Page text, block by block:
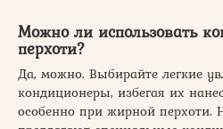
Можно ли использовать
перхоти?
Да, можно. Выбирайте легкие
кондиционеры, избегая их
особенно при жирной перхоти.